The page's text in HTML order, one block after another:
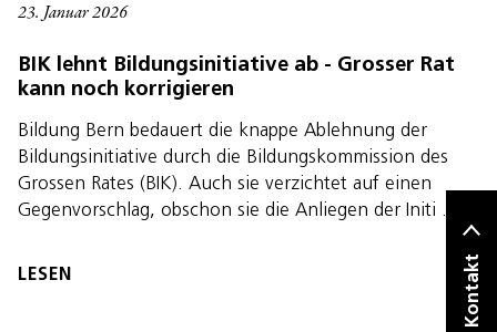
23. Januar 2026
BIK lehnt Bildungsinitiative ab - Grosser Rat
kann noch korrigieren
Bildung Bern bedauert die knappe Ablehnung der
Bildungsinitiative durch die Bildungskommission des
Grossen Rates (BIK). Auch sie verzichtet auf einen
Gegenvorschlag, obschon sie die Anliegen der Initi …
LESEN Kontakt